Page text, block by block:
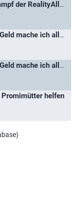
Kampf der Realitystars / Kampf der RealityAllstars
Promis unter Palmen – Für Geld mache ich alles!
Promis unter Palmen – Für Geld mache ich alles!
helfen